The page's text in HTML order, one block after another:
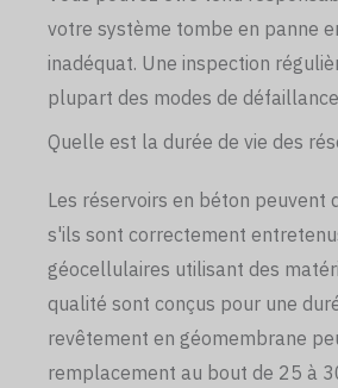
votre système tombe en panne
inadéquat. Une inspection
plupart des modes de
Quelle est la durée de vie des
Les réservoirs en béton peuvent
s'ils sont correctement
géocellulaires utilisant des
qualité sont conçus pour une
revêtement en géomembrane
remplacement au bout de 25 à